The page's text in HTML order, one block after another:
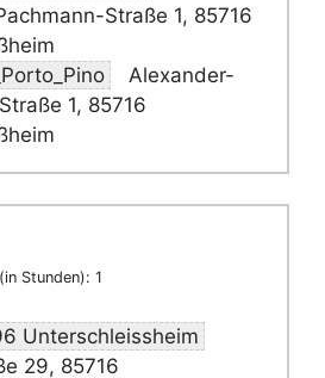
Straße 1, 85716
Alexander-
1, 85716
Stunden): 1
Unterschleissheim
29, 85716